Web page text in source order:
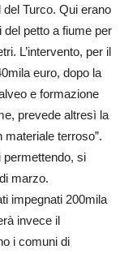
Turco. Qui erano
petto a fiume per
L’intervento, per il
euro, dopo la
e formazione
prevede altresì la
terroso”.
permettendo, si
marzo.
impegnati 200mila
invece il
i comuni di